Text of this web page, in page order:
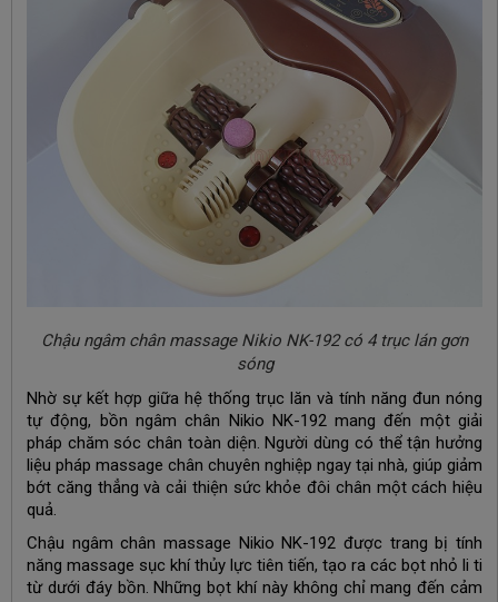
Chậu ngâm chân massage Nikio NK-192 có 4 trục lán gơn
sóng
Nhờ sự kết hợp giữa hệ thống trục lăn và tính năng đun nóng
tự động, bồn ngâm chân Nikio NK-192 mang đến một giải
pháp chăm sóc chân toàn diện. Người dùng có thể tận hưởng
liệu pháp massage chân chuyên nghiệp ngay tại nhà, giúp giảm
bớt căng thẳng và cải thiện sức khỏe đôi chân một cách hiệu
quả.
Chậu ngâm chân massage Nikio NK-192 được trang bị tính
năng massage sục khí thủy lực tiên tiến, tạo ra các bọt nhỏ li ti
từ dưới đáy bồn. Những bọt khí này không chỉ mang đến cảm